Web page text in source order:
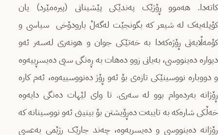
کاتەدا. هەموو ڕۆژێک پەندێکی پێشینانی (پیرەمێرد) یان
کۆپلەیەک لە شیعر کە بگونجێت لەگەڵ بارودۆخی سیاسی و
کۆمەڵایەتی ڕۆژەکەدا بە خەتێکی جوان و هونەری لەسەر ئەو
دیوارە دەینووسی، بەیانی زوو دەهات بە ڕەنگی سپی دەیسڕییەوە
و دووبارە نووسینێکی تازەی بۆ ئەو ڕۆژ دەنووسییەوە، ئەم کارە
ڕۆژانە بەردەوام بوو لە سەری. تا وای لێهات دەنگی دایەوە
خەڵکی شارەکە بە تایبەت دەڕۆیشتن بۆ بینینی ئەو نووسینانە کە
ڕۆژانە دەینووسی و دەیسڕیەوە، چەند جارێک رژێمی بەعسی